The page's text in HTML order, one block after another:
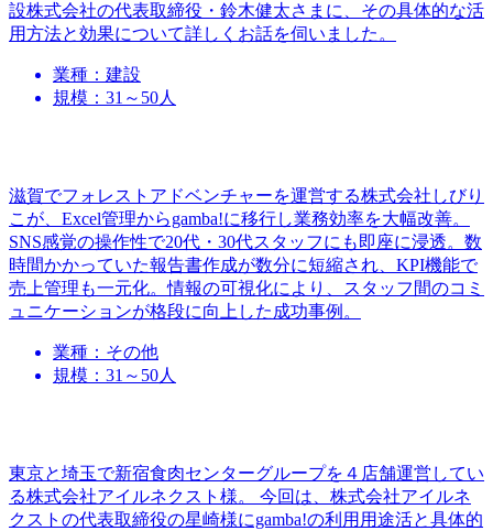
設株式会社の代表取締役・鈴木健太さまに、その具体的な活
用方法と効果について詳しくお話を伺いました。
業種：建設
規模：31～50人
滋賀でフォレストアドベンチャーを運営する株式会社しびり
こが、Excel管理からgamba!に移行し業務効率を大幅改善。
SNS感覚の操作性で20代・30代スタッフにも即座に浸透。数
時間かかっていた報告書作成が数分に短縮され、KPI機能で
売上管理も一元化。情報の可視化により、スタッフ間のコミ
ュニケーションが格段に向上した成功事例。
業種：その他
規模：31～50人
東京と埼玉で新宿食肉センターグループを４店舗運営してい
る株式会社アイルネクスト様。 今回は、株式会社アイルネ
クストの代表取締役の星崎様にgamba!の利用用途活と具体的